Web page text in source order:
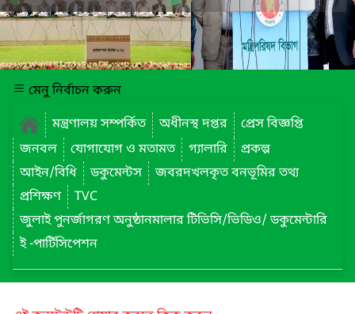
মেনু নির্বাচন করুন
মন্ত্রণালয় সম্পর্কিত
অধীনস্থ দপ্তর
প্রেস বিজ্ঞপ্তি
জনবল
যোগাযোগ ও মতামত গ্যালারি
প্রকল্প
আইন/বিধি
ডকুমেন্টস
জবরদখলকৃত বনভূমির তথ্য
প্রশিক্ষণ
TVC
জুলাই পুনর্জাগরণ অনুষ্ঠানমালার টিভিসি/ভিডিও/ ডকুমেন্টারি
ই -পার্টিসিপেশন